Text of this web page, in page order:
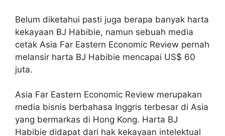
Belum diketahui pasti juga berapa banyak harta
kekayaan BJ Habibie, namun sebuah media
cetak Asia Far Eastern Economic Review pernah
melansir harta BJ Habibie mencapai US$ 60
juta.
Asia Far Eastern Economic Review merupakan
media bisnis berbahasa Inggris terbesar di Asia
yang bermarkas di Hong Kong. Harta BJ
Habibie didapat dari hak kekayaan intelektual